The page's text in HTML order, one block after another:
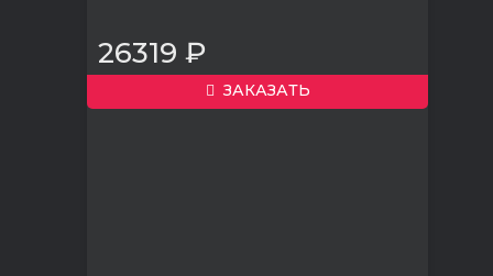
26319 ₽
ЗАКАЗАТЬ